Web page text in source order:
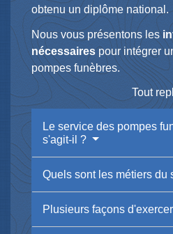
obtenu un diplôme national.
Nous vous présentons les
nécessairespour intégrer
pompes funèbres.
Tout
Le service des pompes
s'agit-il ?
Quels sont les métiers du
Plusieurs façons d'exercer